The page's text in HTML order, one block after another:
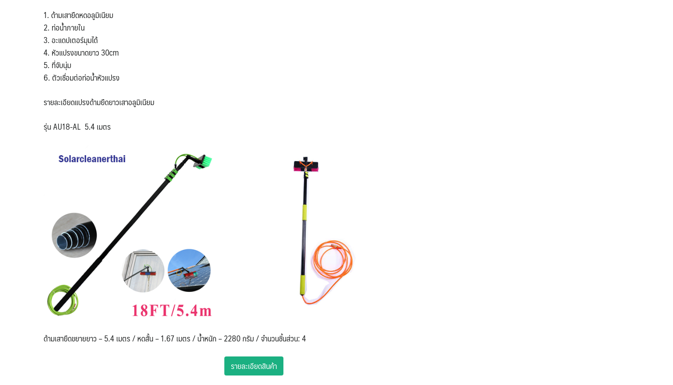
1. ด้ามเสายืดหดอลูมิเนียม
2. ท่อน้ำภายใน
3. อะแดปเตอร์มุมได้
4. หัวแปรงขนาดยาว 30cm
5. ที่จับนุ่ม
6. ตัวเชื่อมต่อท่อน้ำหัวแปรง
รายละเอียดแปรงด้ามยืดยาวเสาอลูมิเนียม
รุ่น AU18-AL 5.4 เมตร
ด้ามเสายืดขยายยาว – 5.4 เมตร / หดสั้น – 1.67 เมตร / น้ำหนัก – 2280 กรัม / จำนวนชิ้นส่วน: 4
รายละเอียดสินค้า